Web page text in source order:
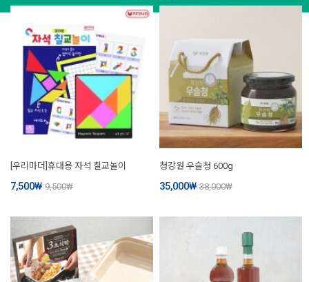
[우리마더]휴대용 자석 칠교놀이
7,500₩ 9,500₩
청강원 우슬청 600g
35,000₩ 38,000₩